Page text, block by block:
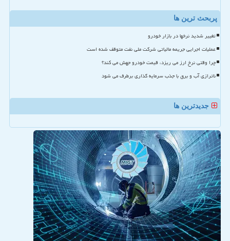
پربحث ترین ها
تغییر شدید نرخها در بازار خودرو
عملیات اجرایی جریمه مالیاتی شرکت ملی نفت متوقف شده است
چرا وقتی نرخ ارز می ریزد، قیمت خودرو جهش می کند؟
ناترازی آب و برق با جذب سرمایه گذاری برطرف می شود
جدیدترین ها